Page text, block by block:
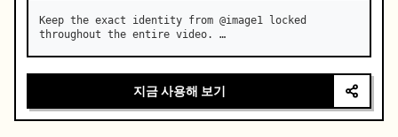
Keep the exact identity from @image1 locked
throughout the entire video. …
지금 사용해 보기